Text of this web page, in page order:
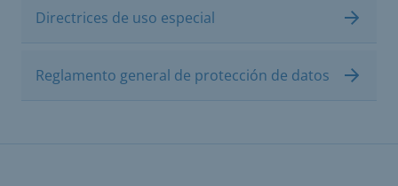
Directrices de uso especial
Reglamento general de protección de datos